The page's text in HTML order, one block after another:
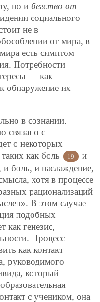
но и бегство от
социального
не в
от мира, в
есть симптом
Потребности
— как
обнаружение их
в сознании.
связано с
о некоторых
как боль
19
и
боль, и наслаждение,
хотя в процессе
рационализаций
В этом случае
подобных
как генезис,
Процесс
как контакт
руководимого
который
с учеником, она